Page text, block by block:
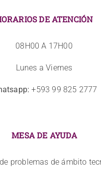
DE ATENCIÓN
08H00 A 17H00
Lunes a Viernes
+593 99 825 2777
MESA DE AYUDA
problemas de ámbito